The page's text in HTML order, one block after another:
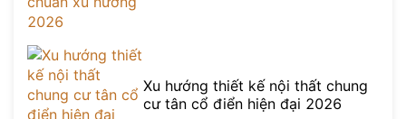
Xu hướng thiết kế nội thất chung
cư tân cổ điển hiện đại 2026